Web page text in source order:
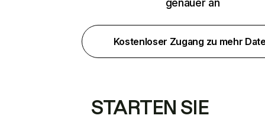
genauer an
Kostenloser Zugang zu mehr
STARTEN SIE